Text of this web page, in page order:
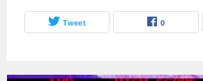
Tweet 0